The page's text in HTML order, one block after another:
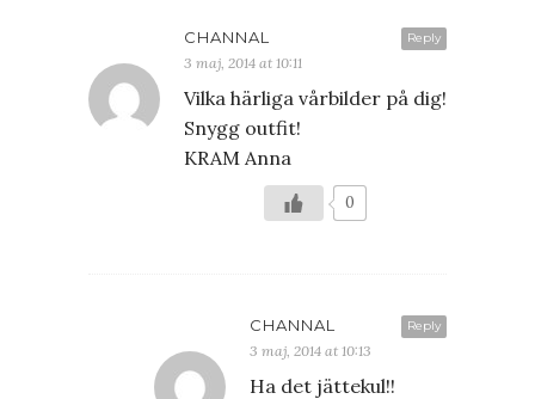
Reply
CHANNAL
3 maj, 2014 at 10:11
Vilka härliga vårbilder på dig!
Snygg outfit!
KRAM Anna
0
Reply
CHANNAL
3 maj, 2014 at 10:13
Ha det jättekul!!